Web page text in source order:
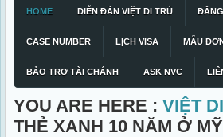
HOME DIỄN ĐÀN VIỆT DI TRÚ
CASE NUMBER LỊCH VISA MẪU
BẢO TRỢ TÀI CHÁNH ASK NVC
YOU ARE HERE : VIỆT
THẺ XANH 10 NĂM Ở MỸ